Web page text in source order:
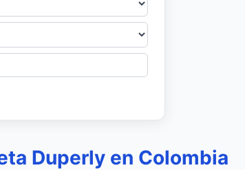
Duperly en Colombia